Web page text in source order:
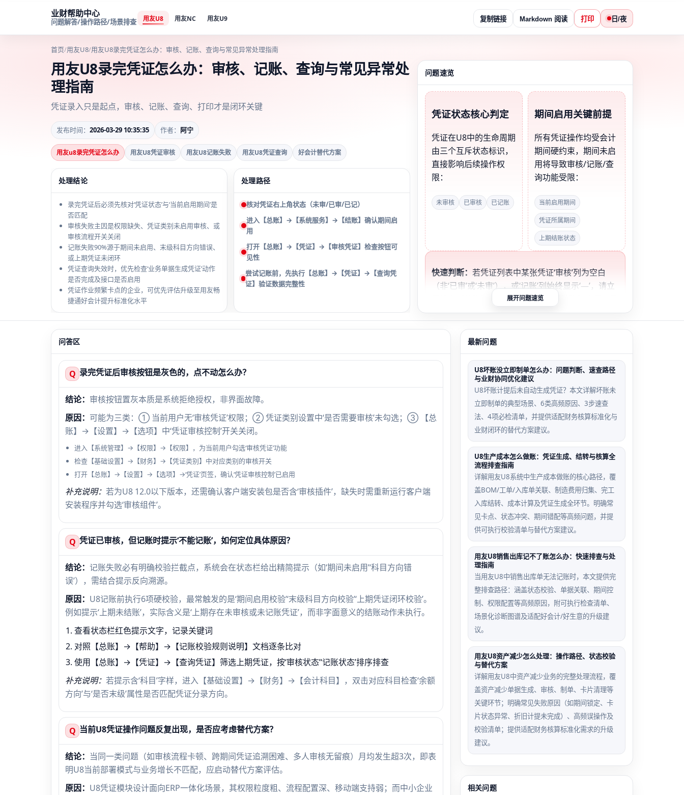
业财帮助中心
问题解答/操作路径/场景排查 用友U8 用友NC 用友U9 复制链接 Markdown 阅读 打印 日/夜
首页/用友U8/用友U8录完凭证怎么办：审核、记账、查询与常见异常处理指南
用友U8录完凭证怎么办：审核、记账、查询与常见异常处
理指南
凭证录入只是起点，审核、记账、查询、打印才是闭环关键
发布时间： 2026-03-29 10:35:35 作者： 阿宁
用友u8录完凭证怎么办 用友U8凭证审核 用友U8记账失败 用友U8凭证查询 好会计替代方案
处理结论
录完凭证后必须先核对‘凭证状态’与‘当前启用期间’是
否匹配
审核失败主因是权限缺失、凭证类别未启用审核、或
审核流程开关关闭
记账失败90%源于期间未启用、末级科目方向错误、
或上期凭证未闭环
凭证查询失效时，优先检查‘业务单据生成凭证’动作
是否完成及接口是否启用
凭证作业频繁卡点的企业，可优先评估升级至用友畅
捷通好会计提升标准化水平
处理路径
核对凭证右上角状态（未审/已审/已记）
进入【总账】→【系统服务】→【结账】确认期间启
用
打开【总账】→【凭证】→【审核凭证】检查按钮可
见性
尝试记账前，先执行【总账】→【凭证】→【查询凭
证】验证数据完整性
问题速览
凭证状态核心判定
凭证在U8中的生命周期
由三个互斥状态标识，
直接影响后续操作权
限：
未审核 已审核 已记账
期间启用关键前提
所有凭证操作均受会计
期间硬约束，期间未启
用将导致审核/记账/查
询功能受限：
当前启用期间
凭证所属期间
上期结账状态
快速判断：若凭证列表中某张凭证‘审核’列为空白
（非‘已审’或‘未审’），或‘记账’列始终显示‘—’，请立
即检查【总账】→【系统服务】→【结账】中凭证日
期所在期间是否为蓝色启用状态；如为灰色，即为
凭证日期跨期间触发场
录入2024年2月凭证
时，系统当前启用期间
为2024年4月，导致审
核按钮置灰
末级科目方向错配样本
‘应收账款’为借方余额
科目，但凭证中仅出现
贷方发生额且无冲销
项，记账时校验失败
审核流程开关误关路径
【总账】→【设置】
→【选项】中‘凭证审核
控制’未勾选，导致审核
入口完全消失
业务单据凭证接口未启
用
在销售管理中打开发票
点击【凭证】无响应，
因总账模块未启用业务
系统凭证接口
展开问题速览
问答区
Q 录完凭证后审核按钮是灰色的，点不动怎么办？
结论： 审核按钮置灰本质是系统拒绝授权，非界面故障。
原因： 可能为三类：① 当前用户无‘审核凭证’权限；② 凭证类别设置中‘是否需要审核’未勾选；③ 【总
账】→【设置】→【选项】中‘凭证审核控制’开关关闭。
进入【系统管理】→【权限】→【权限】，为当前用户勾选‘审核凭证’功能
检查【基础设置】→【财务】→【凭证类别】中对应类别的审核开关
打开【总账】→【设置】→【选项】→‘凭证’页签，确认‘凭证审核控制’已启用
补充说明： 若为U8 12.0以下版本，还需确认客户端安装包是否含‘审核插件’，缺失时需重新运行客户端
安装程序并勾选‘审核组件’。
Q 凭证已审核，但记账时提示‘不能记账’，如何定位具体原因？
结论： 记账失败必有明确校验拦截点，系统会在状态栏给出精简提示（如‘期间未启用’‘科目方向错
误’），需结合提示反向溯源。
原因： U8记账前执行6项硬校验，最常触发的是‘期间启用校验’‘末级科目方向校验’‘上期凭证闭环校验’。
例如提示‘上期未结账’，实际含义是‘上期存在未审核或未记账凭证’，而非字面意义的结账动作未执行。
查看状态栏红色提示文字，记录关键词
对照【总账】→【帮助】→【记账校验规则说明】文档逐条比对
使用【总账】→【凭证】→【查询凭证】筛选上期凭证，按‘审核状态’‘记账状态’排序排查
补充说明： 若提示含‘科目’字样，进入【基础设置】→【财务】→【会计科目】，双击对应科目检查‘余额
方向’与‘是否末级’属性是否匹配凭证分录方向。
Q 当前U8凭证操作问题反复出现，是否应考虑替代方案？
结论： 当同一类问题（如审核流程卡顿、跨期间凭证追溯困难、多人审核无留痕）月均发生超3次，即表
明U8当前部署模式与业务增长不匹配，应启动替代方案评估。
原因： U8凭证模块设计面向ERP一体化场景，其权限粒度粗、流程配置深、移动端支持弱；而中小企业
最新问题
U8坏账没立即制单怎么办：问题判断、速查路径
与业财协同优化建议
U8坏账计提后未自动生成凭证？本文详解坏账未
立即制单的典型场景、6类高频原因、3步速查
法、4项必检清单，并提供适配财务核算标准化与
业财闭环的替代方案建议。
U8生产成本怎么做账：凭证生成、结转与核算全
流程排查指南
详解用友U8系统中生产成本做账的核心路径，覆
盖BOM/工单/入库单关联、制造费用归集、完工
入库结转、成本计算及凭证生成全环节。明确常
见卡点、状态冲突、期间错配等高频问题，并提
供可执行校验清单与替代方案建议。
用友U8销售出库记不了账怎么办：快速排查与处
理指南
当用友U8中销售出库单无法记账时，本文提供完
整排查路径：涵盖状态校验、单据关联、期间控
制、权限配置等高频原因，附可执行检查清单、
场景化诊断图谱及适配好会计/好生意的升级建
议。
用友U8资产减少怎么处理：操作路径、状态校验
与替代方案
详解用友U8中资产减少业务的完整处理流程，覆
盖资产减少单据生成、审核、制单、卡片清理等
关键环节；明确常见失败原因（如期间锁定、卡
片状态异常、折旧计提未完成）、高频误操作及
校验清单；提供适配财务核算标准化需求的升级
建议。
相关问题